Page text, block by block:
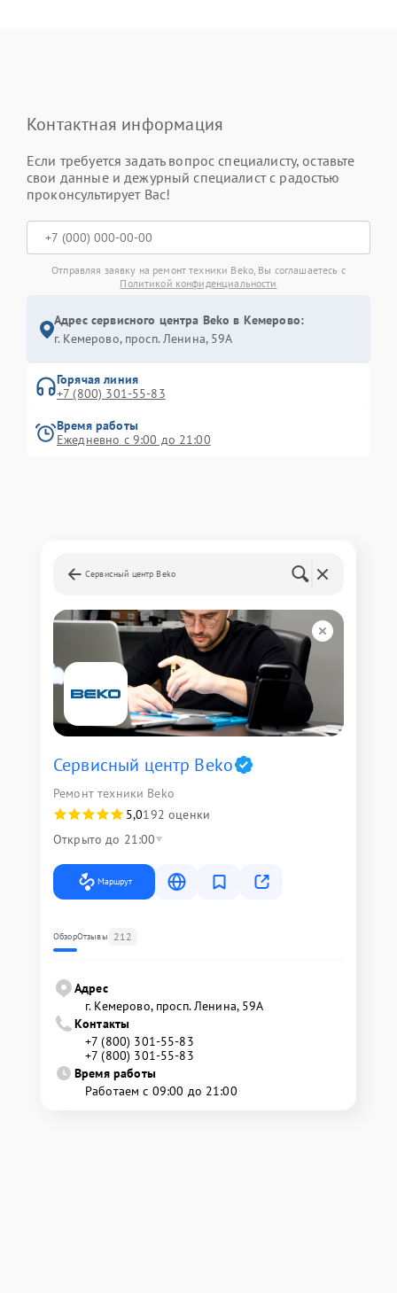
Контактная информация
Если требуется задать вопрос специалисту, оставьте
свои данные и дежурный специалист с радостью
проконсультирует Вас!
Отправляя заявку на ремонт техники Beko, Вы соглашаетесь с
Политикой конфиденциальности
Адрес сервисного центра Beko в Кемерово:
г. Кемерово, просп. Ленина, 59А
Горячая линия
+7 (800) 301-55-83
Время работы
Ежедневно с 9:00 до 21:00
Сервисный центр Beko
Сервисный центр Beko
Ремонт техники Beko
5,0192 оценки
Открыто до 21:00
Маршрут
ОбзорОтзывы 212
Адрес
г. Кемерово, просп. Ленина, 59А
Контакты
+7 (800) 301-55-83
+7 (800) 301-55-83
Время работы
Работаем с 09:00 до 21:00